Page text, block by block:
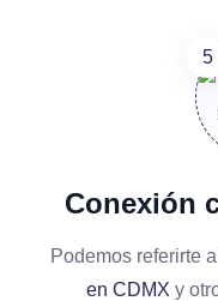
Conexión
Podemos referirte a
en CDMX y